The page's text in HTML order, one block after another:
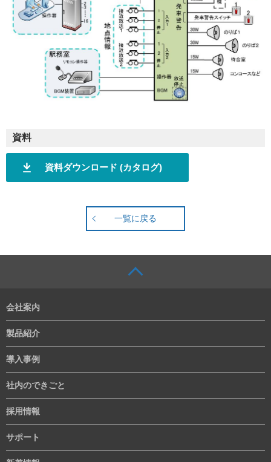
資料
資料ダウンロード (カタログ)
一覧に戻る
会社案内
製品紹介
導入事例
社内のできごと
採用情報
サポート